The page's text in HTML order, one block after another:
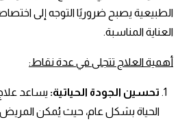
الطبيعية يصبح ضروريًا التوجه إلى
العناية المناسبة.
أهمية العلاج تتجلى في عدة نقاط:
تحسين الجودة الحياتية: يساعد
الحياة بشكل عام، حيث يُمكن